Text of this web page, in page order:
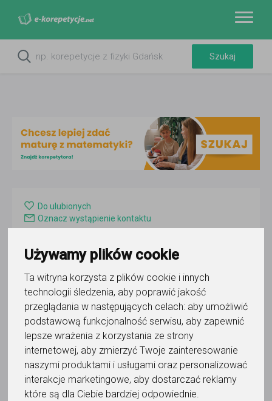
Używamy plików cookie
Ta witryna korzysta z plików cookie i innych
technologii śledzenia, aby poprawić jakość
przeglądania w następujących celach: aby umożliwić
podstawową funkcjonalność serwisu, aby zapewnić
lepsze wrażenia z korzystania ze strony
internetowej, aby zmierzyć Twoje zainteresowanie
naszymi produktami i usługami oraz personalizować
interakcje marketingowe, aby dostarczać reklamy
które są dla Ciebie bardziej odpowiednie.
Do ulubionych
Oznacz wystąpienie kontaktu
Łucja Dzidek i zespół
Wyślij wiadomość
Ostatnia aktywność:
2 dni temu
Pokaż